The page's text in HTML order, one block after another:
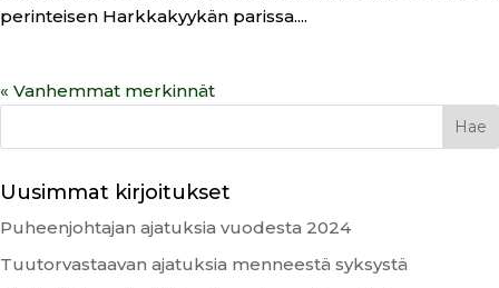
perinteisen Harkkakyykän parissa....
« Vanhemmat merkinnät
Uusimmat kirjoitukset
Puheenjohtajan ajatuksia vuodesta 2024
Tuutorvastaavan ajatuksia menneestä syksystä